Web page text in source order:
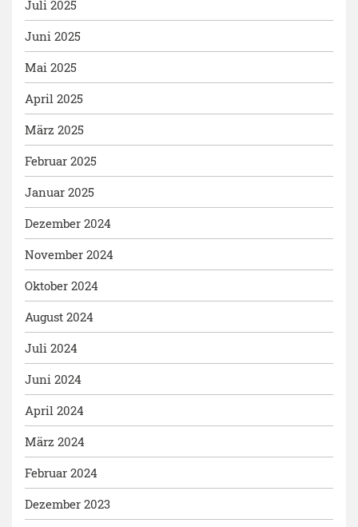
Juli 2025
Juni 2025
Mai 2025
April 2025
März 2025
Februar 2025
Januar 2025
Dezember 2024
November 2024
Oktober 2024
August 2024
Juli 2024
Juni 2024
April 2024
März 2024
Februar 2024
Dezember 2023